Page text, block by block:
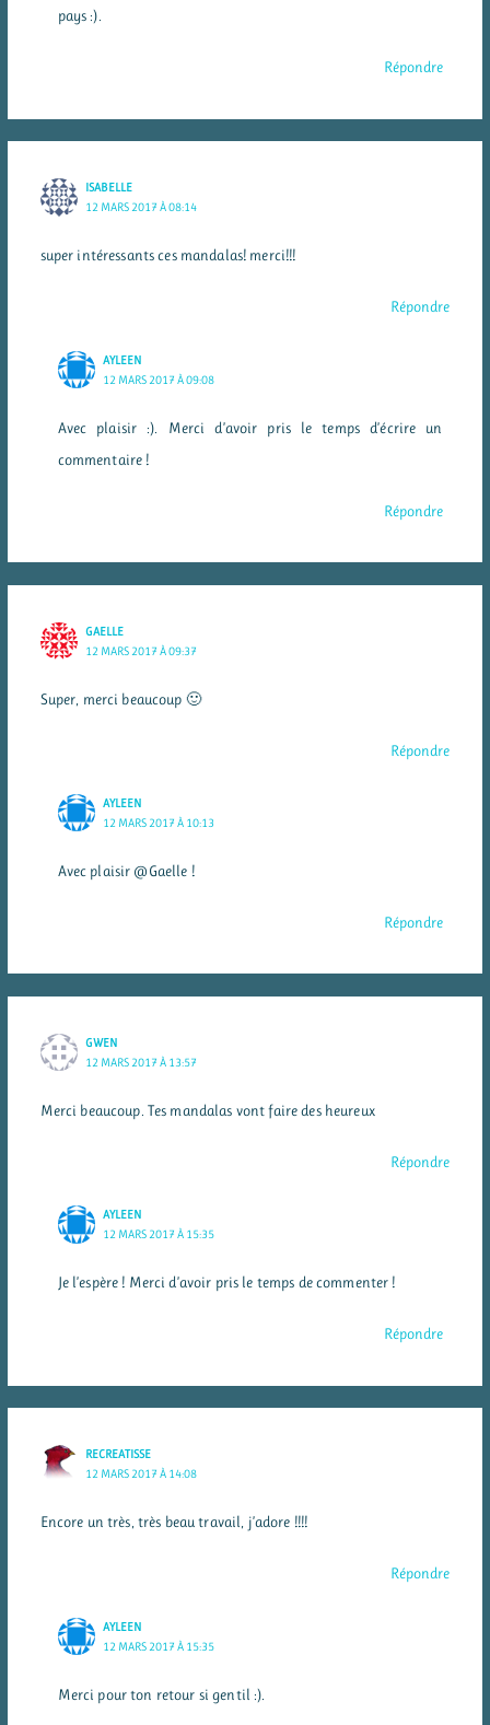
pays :).
Répondre
ISABELLE
12 MARS 2017 À 08:14
super intéressants ces mandalas! merci!!!
Répondre
AYLEEN
12 MARS 2017 À 09:08
Avec plaisir :). Merci d’avoir pris le temps d’écrire un
commentaire !
Répondre
GAELLE
12 MARS 2017 À 09:37
Super, merci beaucoup 🙂
Répondre
AYLEEN
12 MARS 2017 À 10:13
Avec plaisir @Gaelle !
Répondre
GWEN
12 MARS 2017 À 13:57
Merci beaucoup. Tes mandalas vont faire des heureux
Répondre
AYLEEN
12 MARS 2017 À 15:35
Je l’espère ! Merci d’avoir pris le temps de commenter !
Répondre
RECREATISSE
12 MARS 2017 À 14:08
Encore un très, très beau travail, j’adore !!!!
Répondre
AYLEEN
12 MARS 2017 À 15:35
Merci pour ton retour si gentil :).